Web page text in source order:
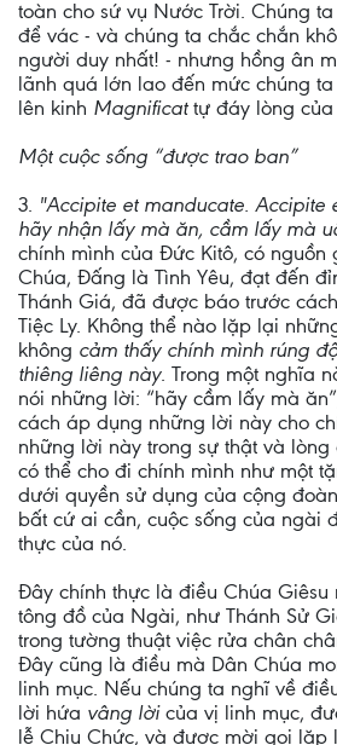
toàn cho sứ vụ Nước Trời. Chúng
để vác - và chúng ta chắc chắn
người duy nhất! - nhưng hồng ân
lãnh quá lớn lao đến mức chúng
lên kinh Magnificattự đáy lòng của
Một cuộc sống “được trao ban”
3. "Accipite et manducate. Accipite
hãy nhận lấy mà ăn, cầm lấy mà
chính mình của Đức Kitô, có nguồn
Chúa, Đấng là Tình Yêu, đạt đến
Thánh Giá, đã được báo trước
Tiệc Ly. Không thể nào lặp lại
không cảm thấy chính mình rúng
thiêng liêng này. Trong một nghĩa
nói những lời: “hãy cầm lấy mà
cách áp dụng những lời này cho
những lời này trong sự thật và
có thể cho đi chính mình như một
dưới quyền sử dụng của cộng
bất cứ ai cần, cuộc sống của ngài
thực của nó.
Đây chính thực là điều Chúa Giêsu
tông đồ của Ngài, như Thánh Sử
trong tường thuật việc rửa chân
Đây cũng là điều mà Dân Chúa
linh mục. Nếu chúng ta nghĩ về
lời hứa vâng lờicủa vị linh mục,
lễ Chịu Chức, và được mời gọi lặp